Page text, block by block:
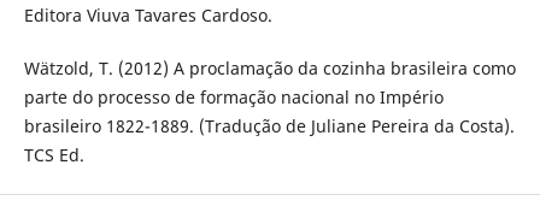
Editora Viuva Tavares Cardoso.
Wätzold, T. (2012) A proclamação da cozinha brasileira como
parte do processo de formação nacional no Império
brasileiro 1822-1889. (Tradução de Juliane Pereira da Costa).
TCS Ed.